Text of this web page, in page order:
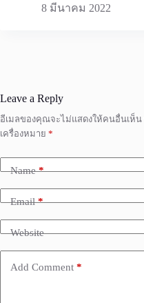
8 มีนาคม 2022
Leave a Reply
อีเมลของคุณจะไม่แสดงให้คนอื่นเห็น
เครื่องหมาย *
Name*
Email*
Website
Add Comment *